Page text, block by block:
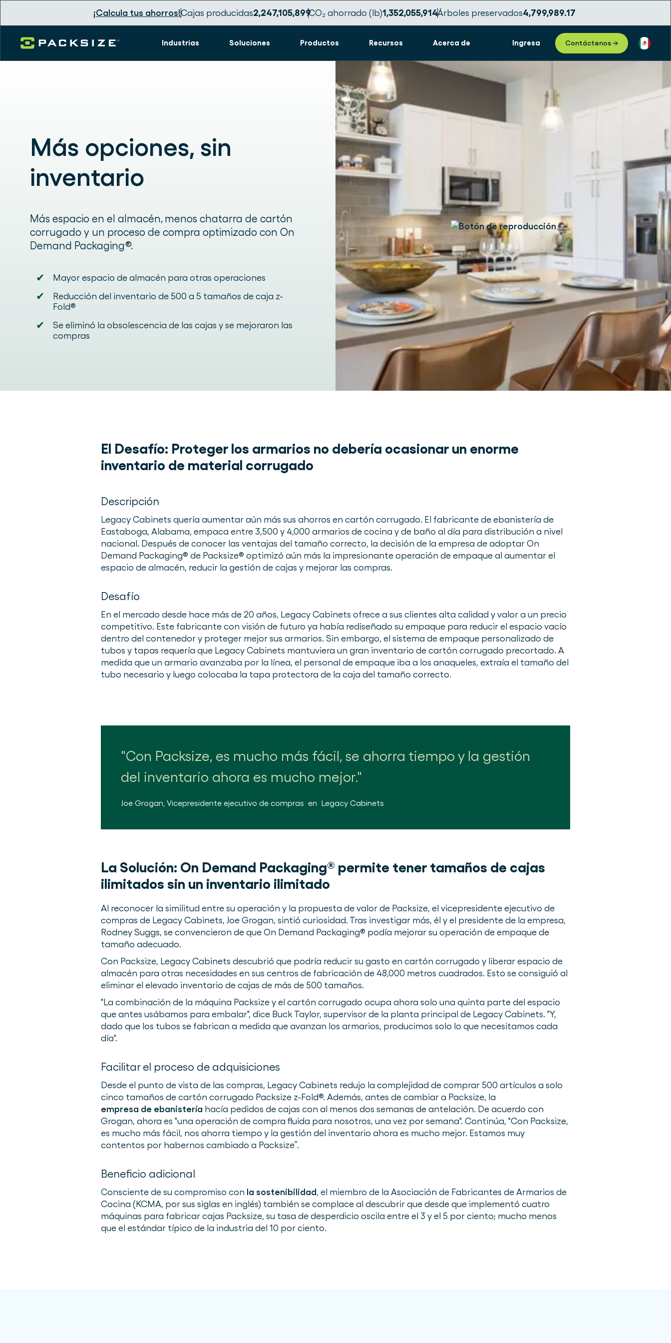
¡Calcula tus ahorros!Cajas producidas2,247,105,908CO₂ ahorrado (lb)1,352,055,920Árboles preservados4,799,989.19
Industrias Soluciones Productos Recursos Acerca de Ingresa Contáctenos →
Más opciones, sin
inventario
Más espacio en el almacén, menos chatarra de cartón
corrugado y un proceso de compra optimizado con On
Demand Packaging®.
✔ Mayor espacio de almacén para otras operaciones
✔
Reducción del inventario de 500 a 5 tamaños de caja z-
Fold®
✔
Se eliminó la obsolescencia de las cajas y se mejoraron las
compras
El Desafío: Proteger los armarios no debería ocasionar un enorme
inventario de material corrugado
Descripción
Legacy Cabinets quería aumentar aún más sus ahorros en cartón corrugado. El fabricante de ebanistería de
Eastaboga, Alabama, empaca entre 3,500 y 4,000 armarios de cocina y de baño al día para distribución a nivel
nacional. Después de conocer las ventajas del tamaño correcto, la decisión de la empresa de adoptar On
Demand Packaging® de Packsize® optimizó aún más la impresionante operación de empaque al aumentar el
espacio de almacén, reducir la gestión de cajas y mejorar las compras.
Desafío
En el mercado desde hace más de 20 años, Legacy Cabinets ofrece a sus clientes alta calidad y valor a un precio
competitivo. Este fabricante con visión de futuro ya había rediseñado su empaque para reducir el espacio vacío
dentro del contenedor y proteger mejor sus armarios. Sin embargo, el sistema de empaque personalizado de
tubos y tapas requería que Legacy Cabinets mantuviera un gran inventario de cartón corrugado precortado. A
medida que un armario avanzaba por la línea, el personal de empaque iba a los anaqueles, extraía el tamaño del
tubo necesario y luego colocaba la tapa protectora de la caja del tamaño correcto.
Con Packsize, es mucho más fácil, se ahorra tiempo y la gestión
del inventario ahora es mucho mejor.
Joe Grogan Vicepresidente ejecutivo de compras en Legacy Cabinets
La Solución: On Demand Packaging® permite tener tamaños de cajas
ilimitados sin un inventario ilimitado
Al reconocer la similitud entre su operación y la propuesta de valor de Packsize, el vicepresidente ejecutivo de
compras de Legacy Cabinets, Joe Grogan, sintió curiosidad. Tras investigar más, él y el presidente de la empresa,
Rodney Suggs, se convencieron de que On Demand Packaging® podía mejorar su operación de empaque de
tamaño adecuado.
Con Packsize, Legacy Cabinets descubrió que podría reducir su gasto en cartón corrugado y liberar espacio de
almacén para otras necesidades en sus centros de fabricación de 48,000 metros cuadrados. Esto se consiguió al
eliminar el elevado inventario de cajas de más de 500 tamaños.
"La combinación de la máquina Packsize y el cartón corrugado ocupa ahora solo una quinta parte del espacio
que antes usábamos para embalar", dice Buck Taylor, supervisor de la planta principal de Legacy Cabinets. "Y,
dado que los tubos se fabrican a medida que avanzan los armarios, producimos solo lo que necesitamos cada
día".
Facilitar el proceso de adquisiciones
Desde el punto de vista de las compras, Legacy Cabinets redujo la complejidad de comprar 500 artículos a solo
cinco tamaños de cartón corrugado Packsize z-Fold®. Además, antes de cambiar a Packsize, la
empresa de ebanistería hacía pedidos de cajas con al menos dos semanas de antelación. De acuerdo con
Grogan, ahora es "una operación de compra fluida para nosotros, una vez por semana". Continúa, "Con Packsize,
es mucho más fácil, nos ahorra tiempo y la gestión del inventario ahora es mucho mejor. Estamos muy
contentos por habernos cambiado a Packsize”.
Beneficio adicional
Consciente de su compromiso con la sostenibilidad, el miembro de la Asociación de Fabricantes de Armarios de
Cocina (KCMA, por sus siglas en inglés) también se complace al descubrir que desde que implementó cuatro
máquinas para fabricar cajas Packsize, su tasa de desperdicio oscila entre el 3 y el 5 por ciento; mucho menos
que el estándar típico de la industria del 10 por ciento.